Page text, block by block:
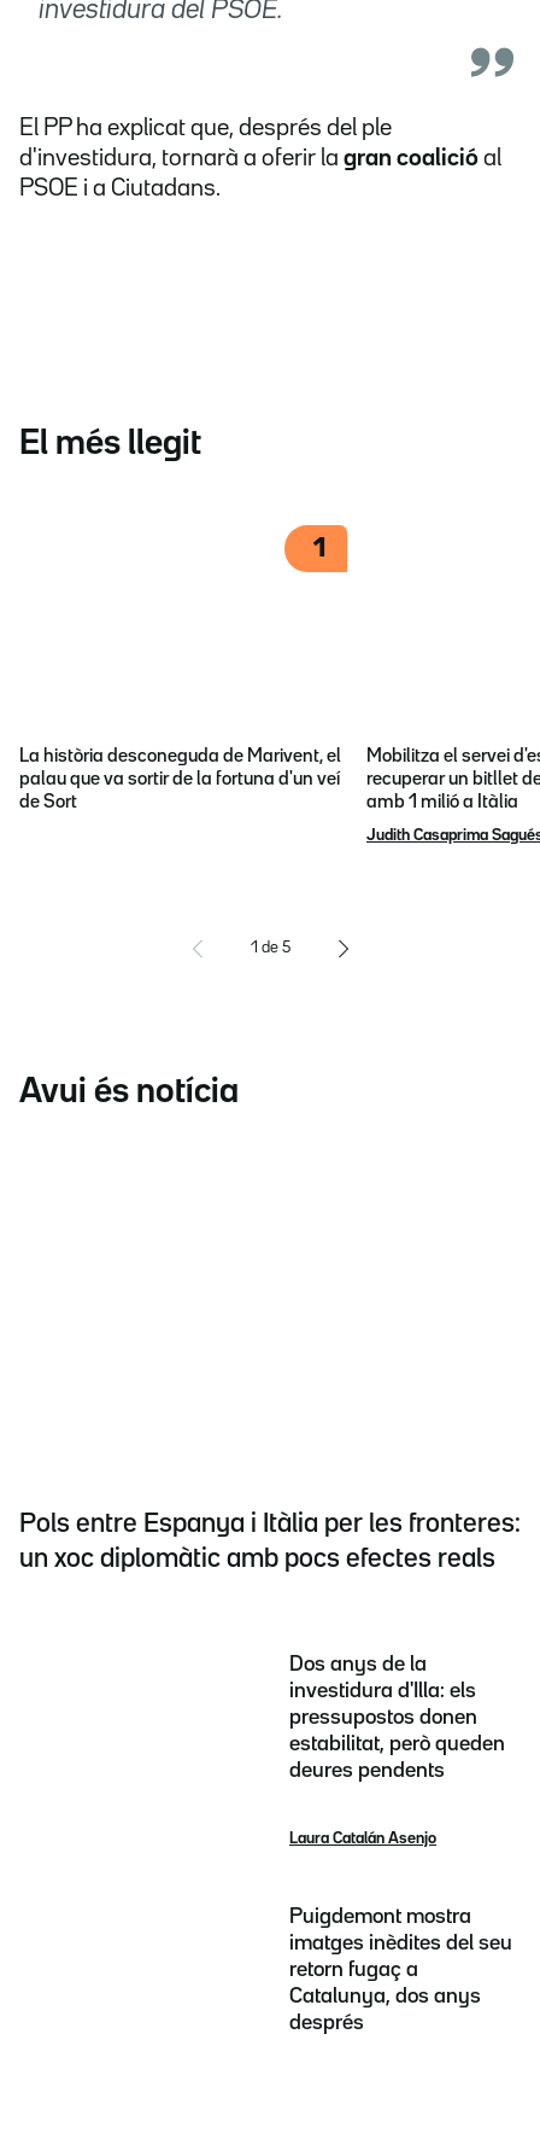
investidura del PSOE.
El PP ha explicat que, després del ple
d'investidura, tornarà a oferir la gran coalició al
PSOE i a Ciutadans.
El més llegit
1
La història desconeguda de Marivent, el
palau que va sortir de la fortuna d'un veí
de Sort
Mobilitza el servei
recuperar un bitllet
amb 1 milió a Itàlia
Judith Casaprima
1 de 5
Avui és notícia
Pols entre Espanya i Itàlia per les fronteres:
un xoc diplomàtic amb pocs efectes reals
Dos anys de la
investidura d'Illa: els
pressupostos donen
estabilitat, però queden
deures pendents
Laura Catalán Asenjo
Puigdemont mostra
imatges inèdites del seu
retorn fugaç a
Catalunya, dos anys
després